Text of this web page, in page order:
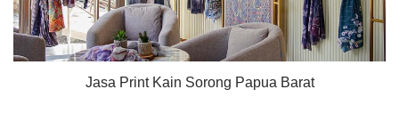
Jasa Print Kain Sorong Papua Barat